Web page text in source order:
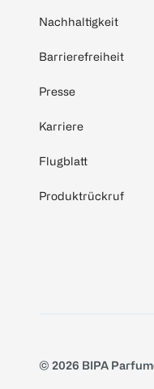
Nachhaltigkeit
Barrierefreiheit
Presse
Karriere
Flugblatt
Produktrückruf
© 2026 BIPA